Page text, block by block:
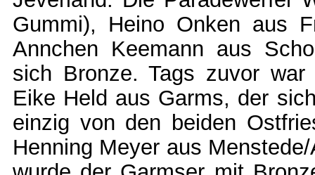
Gummi), Heino Onken aus
Annchen Keemann aus
sich Bronze. Tags zuvor
Eike Held aus Garms, der
einzig von den beiden
Henning Meyer aus